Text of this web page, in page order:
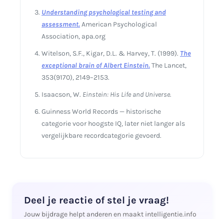
Understanding psychological testing and
assessment.American Psychological
Association, apa.org
Witelson, S.F., Kigar, D.L. & Harvey, T. (1999). The
exceptional brain of Albert Einstein.The Lancet,
353(9170), 2149–2153.
Isaacson, W. Einstein: His Life and Universe.
Guinness World Records — historische
categorie voor hoogste IQ, later niet langer als
vergelijkbare recordcategorie gevoerd.
Deel je reactie of stel je vraag!
Jouw bijdrage helpt anderen en maakt intelligentie.info